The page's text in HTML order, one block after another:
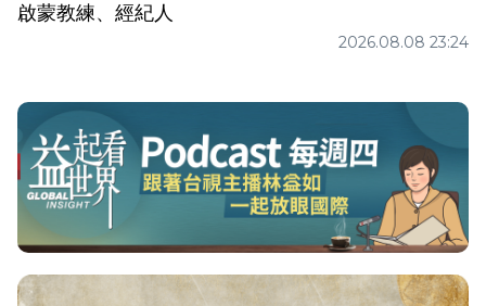
啟蒙教練、經紀人
2026.08.08 23:24